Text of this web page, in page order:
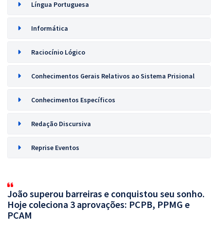
Língua Portuguesa
Informática
Raciocínio Lógico
Conhecimentos Gerais Relativos ao Sistema Prisional
Conhecimentos Específicos
Redação Discursiva
Reprise Eventos
João superou barreiras e conquistou seu sonho.
Hoje coleciona 3 aprovações: PCPB, PPMG e
PCAM